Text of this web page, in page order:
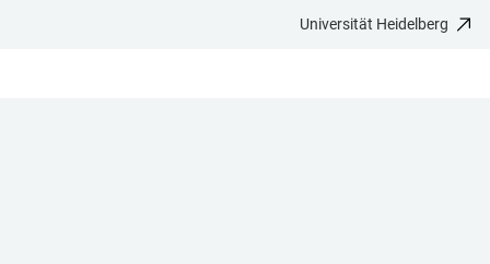
Universität Heidelberg